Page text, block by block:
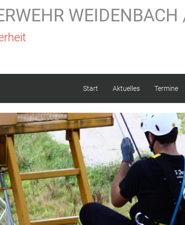
WEIDENBACH
Start Aktuelles Termine